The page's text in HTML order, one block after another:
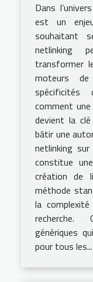
Dans
est un
souhaitant
netlinking
transformer
moteurs
spécificités
comment
devient la
bâtir une
netlinking
constitue
création de
méthode
la
recherche.
génériques
pour tous les...